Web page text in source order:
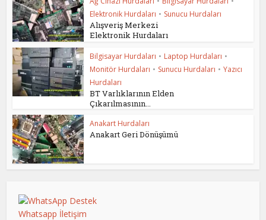
Elektronik Hurdaları • Sunucu Hurdaları
Alışveriş Merkezi
Elektronik Hurdaları
Bilgisayar Hurdaları • Laptop Hurdaları •
Monitör Hurdaları • Sunucu Hurdaları • Yazıcı
Hurdaları
BT Varlıklarının Elden
Çıkarılmasının...
Anakart Hurdaları
Anakart Geri Dönüşümü
Whatsapp İletişim